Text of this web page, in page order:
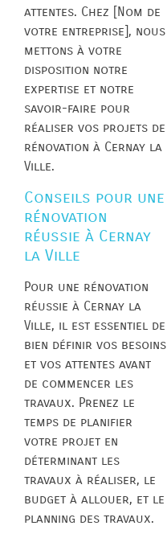
attentes. Chez [Nom de
votre entreprise], nous
mettons à votre
disposition notre
expertise et notre
savoir-faire pour
réaliser vos projets de
rénovation à Cernay la
Ville.
Conseils pour une
rénovation
réussie à Cernay
la Ville
Pour une rénovation
réussie à Cernay la
Ville, il est essentiel de
bien définir vos besoins
et vos attentes avant
de commencer les
travaux. Prenez le
temps de planifier
votre projet en
déterminant les
travaux à réaliser, le
budget à allouer, et le
planning des travaux.